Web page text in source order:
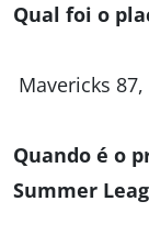
Qual foi o
Mavericks 87,
Quando é o
Summer